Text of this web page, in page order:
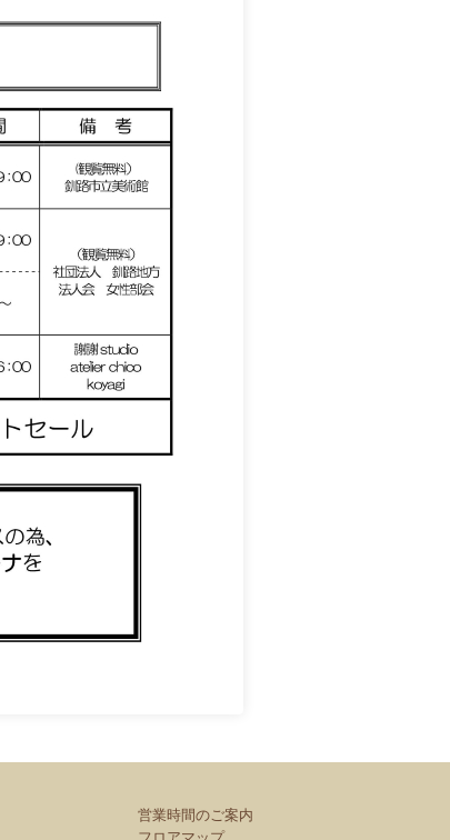
営業時間のご案内